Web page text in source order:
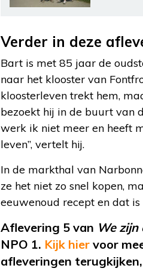
Verder in deze
Bart is met 85 jaar de
naar het klooster van
kloosterleven trekt hem,
bezoekt hij in de buurt van
werk ik niet meer en heeft
leven”, vertelt hij.
In de markthal van
ze het niet zo snel kopen,
eeuwenoud recept en dat
Aflevering 5 van We zijn
NPO 1. Kijk hier voor
afleveringen